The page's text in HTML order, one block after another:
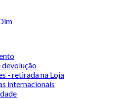
- retirada na Loja
internacionais